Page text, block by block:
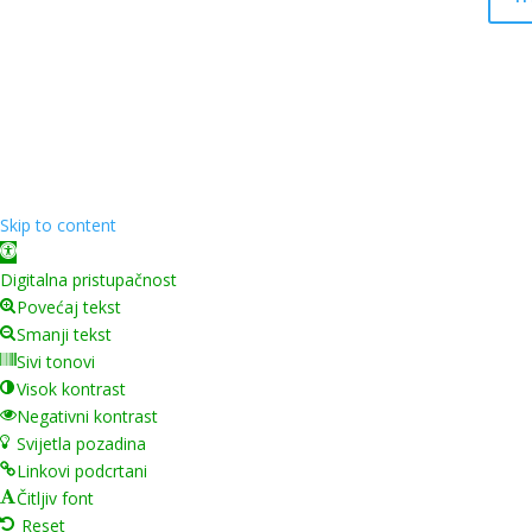
Skip to content
Open toolbar
Digitalna pristupačnost
Povećaj tekst
Smanji tekst
Sivi tonovi
Visok kontrast
Negativni kontrast
Svijetla pozadina
Linkovi podcrtani
Čitljiv font
Reset